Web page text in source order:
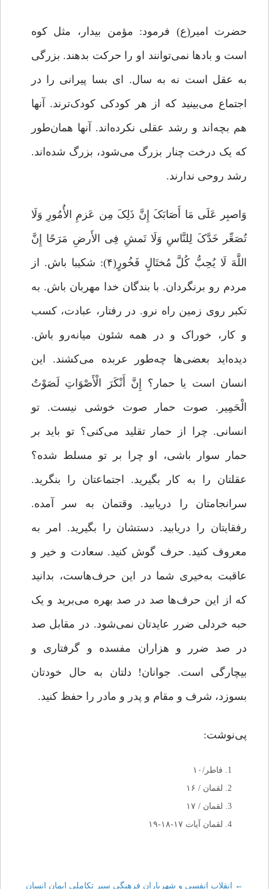
حضرت امیر(ع) فرمود: مؤمن بیدار، مثل کوه
است و بادها نمی‌توانند او را حرکت بدهند. بزرگی
به عقل است نه به سال. ای بسا پیرانی را در
اجتماع می‌بینید که از هر کودکی کودک‌ترند. آنها
هم بچه‌اند و رشد عقلی نکرده‌اند. آنها همان‌‌طور
که یک درخت چنار بزرگ می‌شود، بزرگ شده‌اند.
رشد روحی ندارند.
وَاصبِر عَلَى مَا أَصَابَکَ إِنَّ ذَلِکَ مِن عَزمِ الأُمُورِ وَلَا
تُصَعِّر خَدَّکَ لِلنَّاسِ وَلَا تَمشِ فِی الأَرضِ مَرَحًا إِنَّ
اللَّهَ لَا یُحِبُّ کُلَّ مُختَالٍ فَخُورٍ(۴): شکیبا باش. از
مردم رو برنگردان. با بندگان خدا مهربان باش. به
تکبر روی زمین راه نرو. در رفتار، عبادت، کسب
و کار، خوراک و در همه شئون میانه‌رو باش.
دیده‌اید بعضی‌ها چه‌طور عربده می‌کشند. این
انسان است یا حمار؟ إِنَّ أَنْکَرَ الْأَصْوَاتِ لَصَوْتُ
الْحَمِیر. صوت حمار صوت خوشی نیست. تو
انسانی. چرا از حمار تقلید می‌کنی؟ تو باید بر
حمار سوار باشی، او چرا بر تو مسلط شده؟
عقلتان را به کار بگیرید. اجتماعتان را بنگرید.
سرانجامتان را دریابید. وقتمان به سر آمده.
رفقایتان را دریابید. دستشان را بگیرید. امر به
معروف کنید. حرف گوش کنید. سعادت و خیر و
عاقبت به‌خیری شما در این حرف‌هاست، بدانید
که از این حرف‌ها صد در صد بهره می‌برید و یک
حبه خردلی ضرر عایدتان نمی‌شود. در مقابل صد
در صد ضرر و هزاران مفسده و گرفتاری‌ و
بیچارگی‌ است. جوانان! دلتان به حال خودتان
بسوزد، شرف و مقام و پدر و مادر را حفظ کنید.
پی‌نوشت:
فاطر/۱۰
لقمان / ۱۶
لقمان / ۱۷
لقمان آیات ۱۷-۱۸-۱۹
← انقلاب انفسی و شهریاران فرهنگی سیر تکاملی ایمان انسان